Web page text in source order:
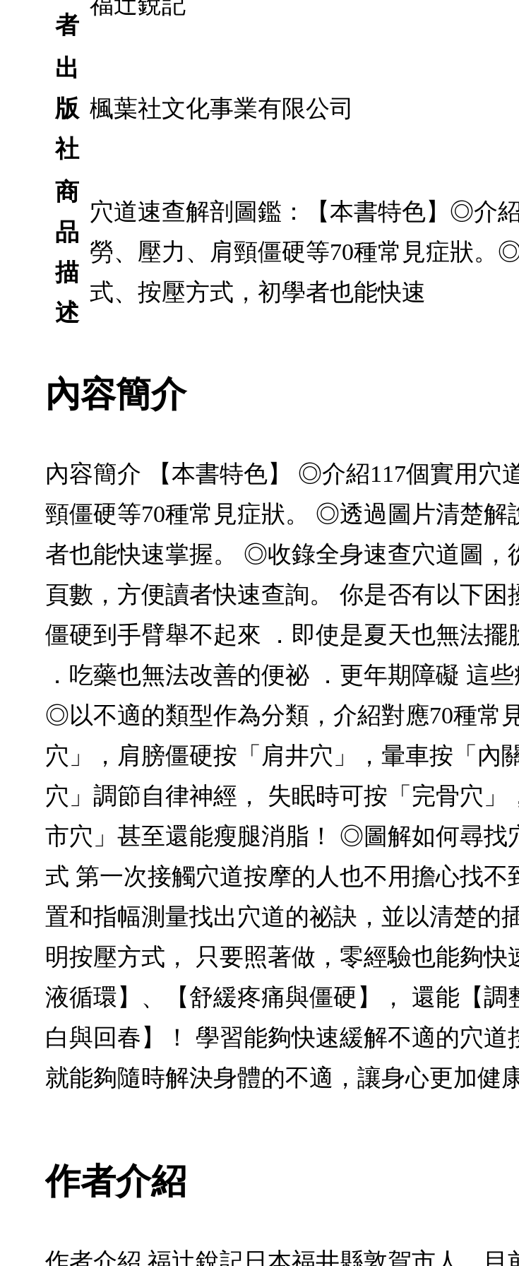
者
出
版
社
楓葉社文化事業有限公司
商
品
描
述
穴道速查解剖圖鑑：【本書特色】◎介
勞、壓力、肩頸僵硬等70種常見症狀。
式、按壓方式，初學者也能快速
內容簡介
內容簡介 【本書特色】 ◎介紹117個實用穴
頸僵硬等70種常見症狀。 ◎透過圖片清楚解
者也能快速掌握。 ◎收錄全身速查穴道圖，
頁數，方便讀者快速查詢。 你是否有以下
僵硬到手臂舉不起來 ．即使是夏天也無法
．吃藥也無法改善的便祕 ．更年期障礙 這
◎以不適的類型作為分類，介紹對應70種常
穴」，肩膀僵硬按「肩井穴」，暈車按「內
穴」調節自律神經， 失眠時可按「完骨穴
市穴」甚至還能瘦腿消脂！ ◎圖解如何尋找
式 第一次接觸穴道按摩的人也不用擔心找
置和指幅測量找出穴道的祕訣，並以清楚的
明按壓方式， 只要照著做，零經驗也能夠
液循環】、【舒緩疼痛與僵硬】， 還能【
白與回春】！ 學習能夠快速緩解不適的穴道
就能夠隨時解決身體的不適，讓身心更加健
作者介紹